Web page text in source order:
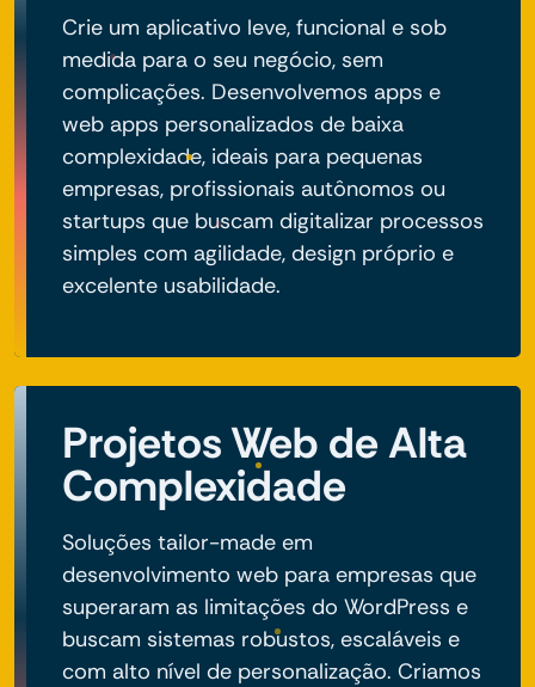
Crie um aplicativo leve, funcional e sob
medida para o seu negócio, sem
complicações. Desenvolvemos apps e
web apps personalizados de baixa
complexidade, ideais para pequenas
empresas, profissionais autônomos ou
startups que buscam digitalizar processos
simples com agilidade, design próprio e
excelente usabilidade.
Projetos Web de Alta
Complexidade
Soluções tailor-made em
desenvolvimento web para empresas que
superaram as limitações do WordPress e
buscam sistemas robustos, escaláveis e
com alto nível de personalização. Criamos